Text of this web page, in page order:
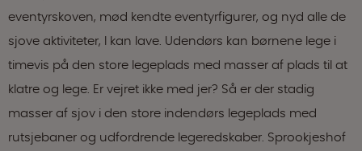
eventyrskoven, mød kendte eventyrfigurer, og nyd alle de
sjove aktiviteter, I kan lave. Udendørs kan børnene lege i
timevis på den store legeplads med masser af plads til at
klatre og lege. Er vejret ikke med jer? Så er der stadig
masser af sjov i den store indendørs legeplads med
rutsjebaner og udfordrende legeredskaber. Sprookjeshof